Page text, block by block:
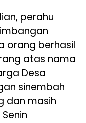
perahu
orang berhasil
atas nama
Desa
sinembah
dan masih